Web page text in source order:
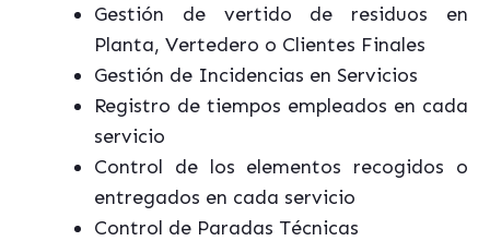
Gestión de vertido de residuos en
Planta, Vertedero o Clientes Finales
Gestión de Incidencias en Servicios
Registro de tiempos empleados en cada
servicio
Control de los elementos recogidos o
entregados en cada servicio
Control de Paradas Técnicas